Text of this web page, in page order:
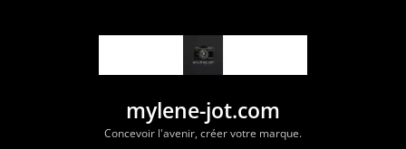
mylene-jot.com
Concevoir l'avenir, créer votre marque.